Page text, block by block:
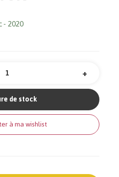
2020
+
de stock
à ma wishlist